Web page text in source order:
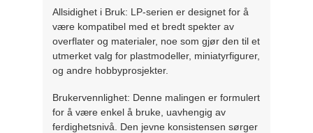
Allsidighet i Bruk: LP-serien er designet for å
være kompatibel med et bredt spekter av
overflater og materialer, noe som gjør den til et
utmerket valg for plastmodeller, miniatyrfigurer,
og andre hobbyprosjekter.
Brukervennlighet: Denne malingen er formulert
for å være enkel å bruke, uavhengig av
ferdighetsnivå. Den jevne konsistensen sørger